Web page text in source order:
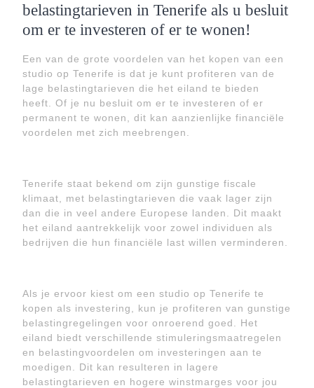
belastingtarieven in Tenerife als u besluit
om er te investeren of er te wonen!
Een van de grote voordelen van het kopen van een
studio op Tenerife is dat je kunt profiteren van de
lage belastingtarieven die het eiland te bieden
heeft. Of je nu besluit om er te investeren of er
permanent te wonen, dit kan aanzienlijke financiële
voordelen met zich meebrengen.
Tenerife staat bekend om zijn gunstige fiscale
klimaat, met belastingtarieven die vaak lager zijn
dan die in veel andere Europese landen. Dit maakt
het eiland aantrekkelijk voor zowel individuen als
bedrijven die hun financiële last willen verminderen.
Als je ervoor kiest om een studio op Tenerife te
kopen als investering, kun je profiteren van gunstige
belastingregelingen voor onroerend goed. Het
eiland biedt verschillende stimuleringsmaatregelen
en belastingvoordelen om investeringen aan te
moedigen. Dit kan resulteren in lagere
belastingtarieven en hogere winstmarges voor jou